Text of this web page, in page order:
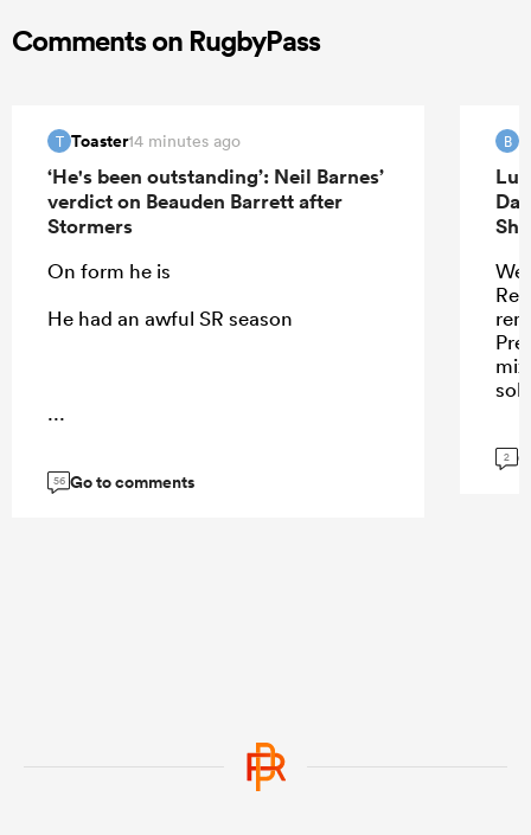
Comments on RugbyPass
T Toaster14 minutes ago
‘He's been outstanding’: Neil Barnes’
verdict on Beauden Barrett after
Stormers
On form he is
He had an awful SR season
...
56 Go to comments
B
2